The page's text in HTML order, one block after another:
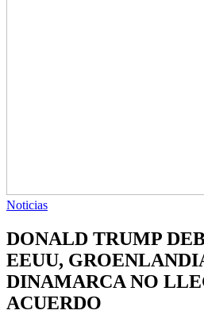
Noticias
DONALD TRUMP
EEUU,
DINAMARCA NO
ACUERDO